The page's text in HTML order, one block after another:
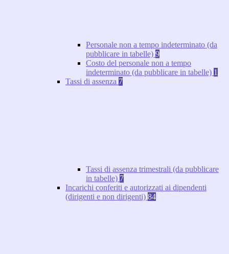
Personale non a tempo indeterminato (da
pubblicare in tabelle) 9
Costo del personale non a tempo
indeterminato (da pubblicare in tabelle) 1
Tassi di assenza 7
Tassi di assenza trimestrali (da pubblicare
in tabelle) 7
Incarichi conferiti e autorizzati ai dipendenti
(dirigenti e non dirigenti) 84